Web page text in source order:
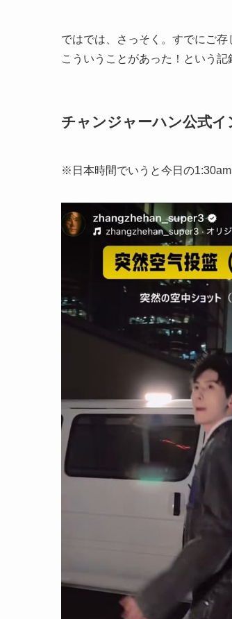
ではでは、さっそく。すでにご
こういうことがあった！という記
チャンジャーハン公式イ
※日本時間でいうと今日の